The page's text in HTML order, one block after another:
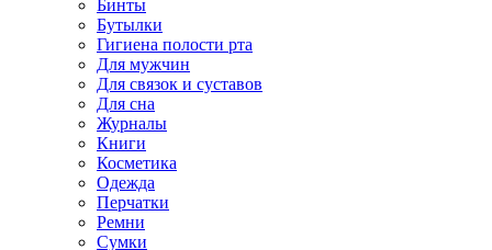
Бинты
Бутылки
Гигиена полости рта
Для мужчин
Для связок и суставов
Для сна
Журналы
Книги
Косметика
Одежда
Перчатки
Ремни
Сумки